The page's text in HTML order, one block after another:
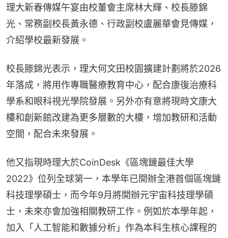
理大新春傳媒午宴由校董會主席林大輝、校長滕錦
光、常務副校長黃永德、行政副校盧麗華會見傳媒，
介紹學校最新發展。
校長滕錦光表示，理大何文田校園擴建計劃將於2026
年落成，將用作專職醫療教育中心，配合康復治療科
學系和眼科視光學院發展。另外亦有意將現時文康大
樓和創新館改建為更多層數的大樓，增加教研和活動
空間，配合未來發展。
他又指現時理大於CoinDesk《區塊鏈最佳大學
2022》位列全球第一，本學年已開辦全港首個區塊鏈
科技理學碩士，而今年9月將開辦元宇宙科技理學碩
士，未來亦會加強相關教研工作。例如於本學年起，
加入「人工智能和數據分析」作為本科生核心課程的